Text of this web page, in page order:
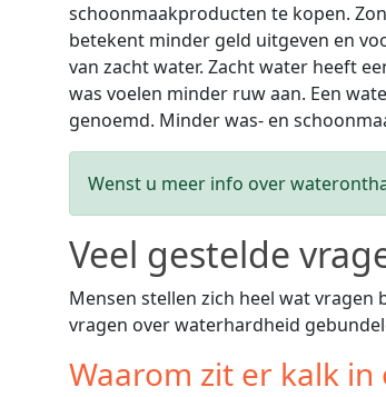
schoonmaakproducten te kopen.
betekent minder geld uitgeven en
van zacht water. Zacht water heeft
was voelen minder ruw aan. Een
genoemd. Minder was- en
Wenst u meer info over
Veel gestelde
Mensen stellen zich heel wat
vragen over waterhardheid
Waarom zit er kalk